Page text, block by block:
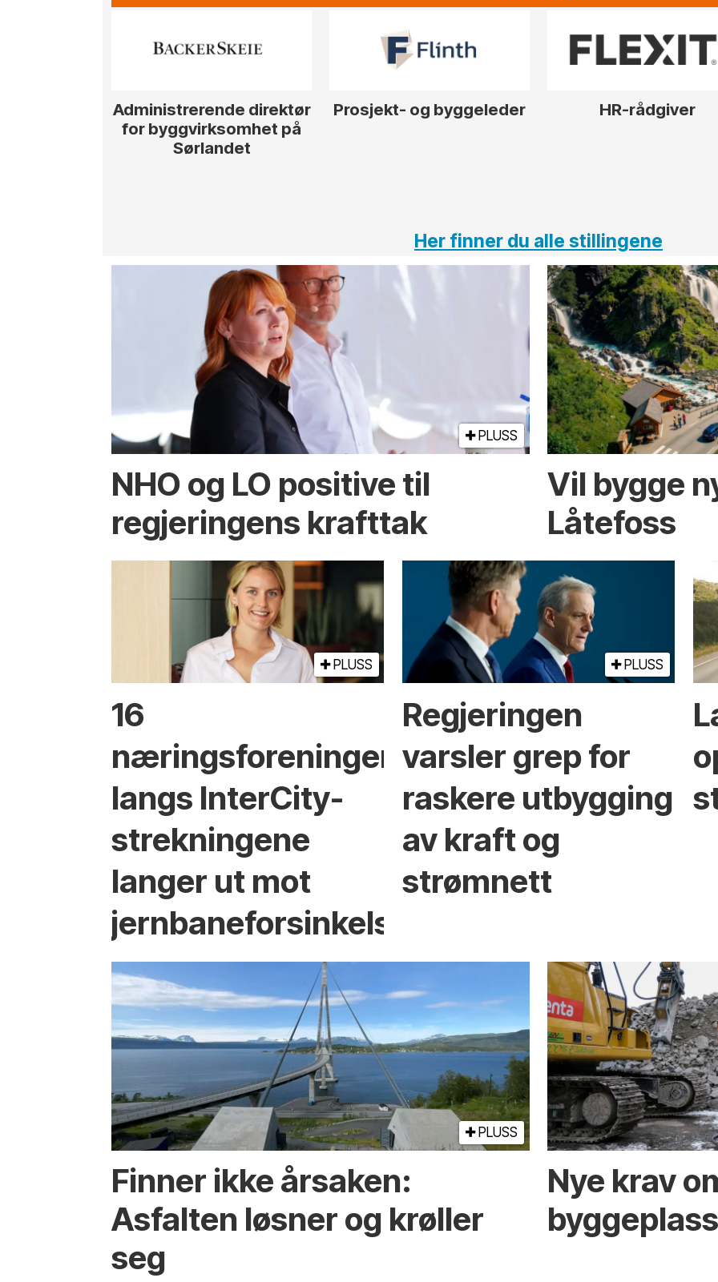
Administrerende direktør
for byggvirksomhet på
Sørlandet
Prosjekt- og byggeleder HR-rådgiver
Her finner du alle stillingene
PLUSS
NHO og LO positive til
regjeringens krafttak
Vil bygge
Låtefoss
PLUSS
16
næringsforeninger
langs InterCity-
strekningene
langer ut mot
jernbaneforsinkelser
PLUSS
Regjeringen
varsler grep for
raskere utbygging
av kraft og
strømnett
PLUSS
Finner ikke årsaken:
Asfalten løsner og krøller
seg
Nye krav